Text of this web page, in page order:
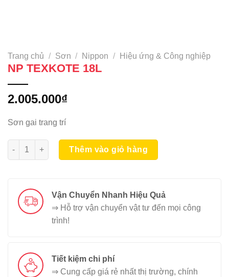
Trang chủ / Sơn / Nippon / Hiệu ứng & Công nghiệp
NP TEXKOTE 18L
2.005.000₫
Sơn gai trang trí
NP TEXKOTE 18L số lượng
Thêm vào giỏ hàng
Vận Chuyển Nhanh Hiệu Quả
⇒ Hỗ trợ vận chuyển vật tư đến mọi công
trình!
Tiết kiệm chi phí
⇒ Cung cấp giá rẻ nhất thị trường, chính